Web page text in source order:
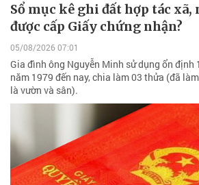
Sổ mục kê ghi đất hợp tác xã,
được cấp Giấy chứng nhận?
05/08/2026 07:01
Gia đình ông Nguyễn Minh sử dụng ổn định
năm 1979 đến nay, chia làm 03 thửa (đã
là vườn và sân).